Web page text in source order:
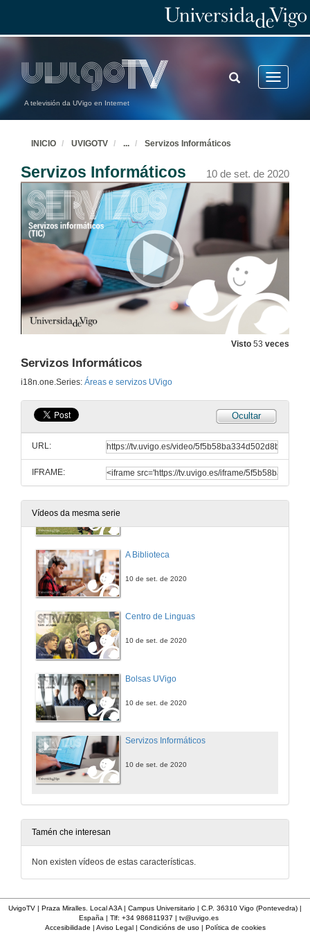
A televisión da UVigo en Internet
Toggle
TOGGLE
SEARCH
INICIO UVIGOTV ... Servizos Informáticos
Servizos Informáticos 10 de set. de 2020
Visto 53 veces
Servizos Informáticos
i18n.one.Series: Áreas e servizos UVigo
Ocultar
URL:
IFRAME:
Vídeos da mesma serie
A Biblioteca
10 de set. de 2020
Centro de Linguas
10 de set. de 2020
Bolsas UVigo
10 de set. de 2020
Servizos Informáticos
10 de set. de 2020
Tamén che interesan
Non existen vídeos de estas características.
UvigoTV | Praza Miralles. Local A3A | Campus Universitario | C.P. 36310 Vigo (Pontevedra) |
España | Tlf: +34 986811937 | tv@uvigo.es
Accesibilidade | Aviso Legal| Condicións de uso| Política de cookies